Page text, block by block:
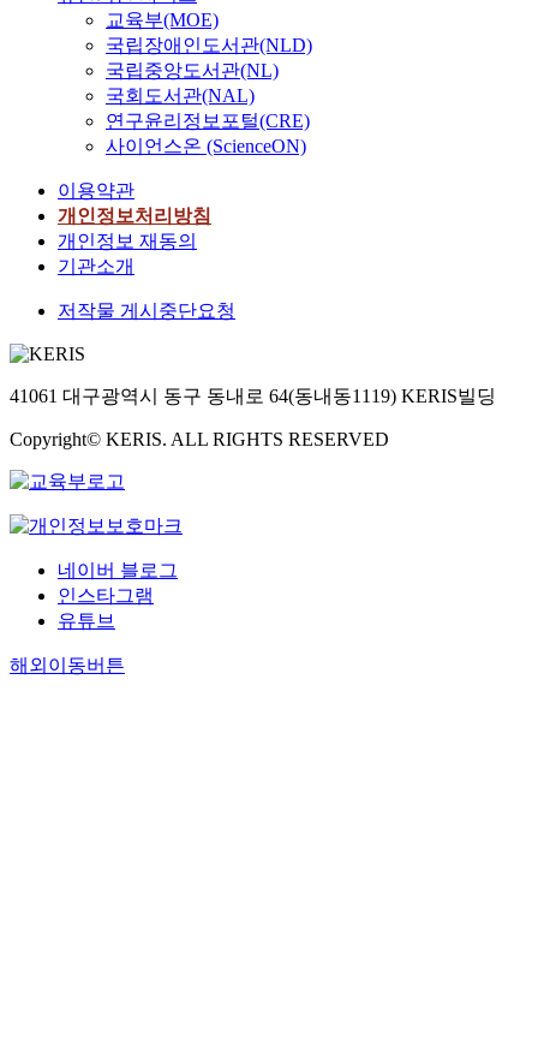
교육부(MOE)
국립장애인도서관(NLD)
국립중앙도서관(NL)
국회도서관(NAL)
연구윤리정보포털(CRE)
사이언스온 (ScienceON)
이용약관
개인정보처리방침
개인정보 재동의
기관소개
저작물 게시중단요청
41061 대구광역시 동구 동내로 64(동내동1119) KERIS빌딩
Copyright© KERIS. ALL RIGHTS RESERVED
네이버 블로그
인스타그램
유튜브
해외이동버튼